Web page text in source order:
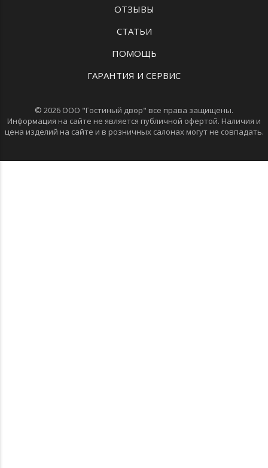
ОТЗЫВЫ
СТАТЬИ
ПОМОЩЬ
ГАРАНТИЯ И СЕРВИС
© 2026 ООО "Гостиный двор" все права защищены.
Информация на сайте не является публичной офертой. Наличия и
цена изделий на сайте и в розничных салонах могут не совпадать.